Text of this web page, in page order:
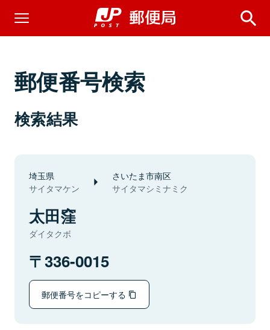
郵便番号検索
検索結果
埼玉県
サイタマケン
さいたま市南区
サイタマシミナミク
太田窪
ダイタクボ
336-0015
郵便番号をコピーする